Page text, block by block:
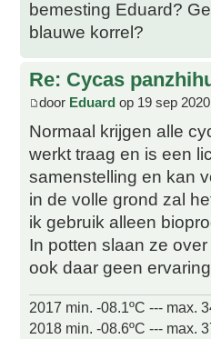
bemesting Eduard?
blauwe korrel?
Re: Cycas
door Eduard op 19 sep
Normaal krijgen alle
werkt traag en is een
samenstelling en kan
in de volle grond zal
ik gebruik alleen
In potten slaan ze
ook daar geen
2017 min. -08.1ºC --- max.
2018 min. -08.6ºC --- max.